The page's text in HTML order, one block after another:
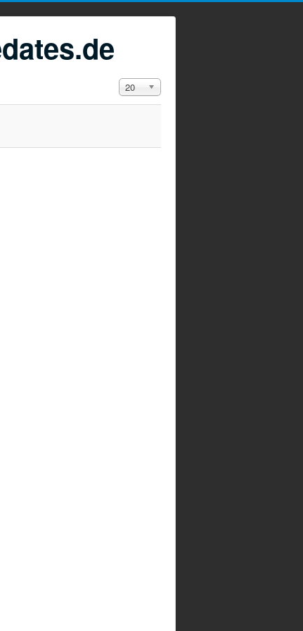
Anzeige #
20